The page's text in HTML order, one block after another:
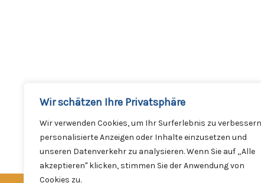
Wir schätzen Ihre Privatsphäre
Wir verwenden Cookies, um Ihr Surferlebnis zu
personalisierte Anzeigen oder Inhalte einzusetzen und
unseren Datenverkehr zu analysieren. Wenn Sie auf „Alle
akzeptieren" klicken, stimmen Sie der Anwendung von
Cookies zu.